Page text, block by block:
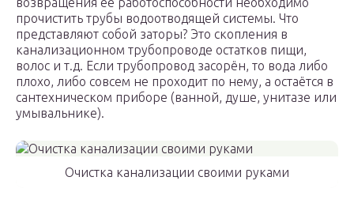
прочистить трубы водоотводящей системы. Что
представляют собой заторы? Это скопления в
канализационном трубопроводе остатков пищи,
волос и т.д. Если трубопровод засорён, то вода либо
плохо, либо совсем не проходит по нему, а остаётся в
сантехническом приборе (ванной, душе, унитазе или
умывальнике).
Очистка канализации своими руками